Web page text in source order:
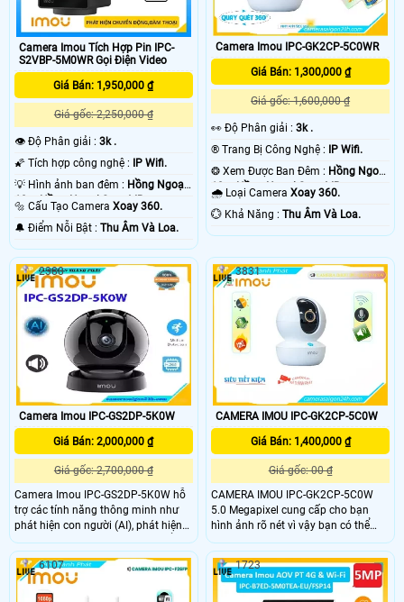
Camera Imou Tích Hợp Pin IPC-
S2VBP-5M0WR Gọi Điện Video
Giá Bán: 1,950,000 ₫
Giá gốc: 2,250,000 ₫
👁 Độ Phân giải : 3k .
🌠 Tích hợp công nghệ : IP Wifi.
💡 Hình ảnh ban đêm : Hồng Ngoại
10m Hồng Ngoại Smart IR.
🔩 Cấu Tạo Camera Xoay 360.
️🔔 Điểm Nỗi Bật : Thu Âm Và Loa.
Camera Imou IPC-GK2CP-5C0WR
Giá Bán: 1,300,000 ₫
Giá gốc: 1,600,000 ₫
️👀 Độ Phân giải :3k .
®️ Trang Bị Công Nghệ : IP Wifi.
❂ Xem Được Ban Đêm : Hồng Ngoại
10m Hồng Ngoại Smart IR.
🌧️ Loại CameraXoay 360.
️💮 Khả Năng :Thu Âm Và Loa.
Camera Imou IPC-GS2DP-5K0W
Giá Bán: 2,000,000 ₫
Giá gốc: 2,700,000 ₫
Camera Imou IPC-GS2DP-5K0W hỗ
trợ các tính năng thông minh như
phát hiện con người (AI), phát hiện
thú cưng (AI) và phát hiện chuyển
động. Camera Imou IPC-GS2DP-
5K0W là một sản phẩm camera an
ninh đáng chú ý với những tính
2388
CAMERA IMOU IPC-GK2CP-5C0W
Giá Bán: 1,400,000 ₫
Giá gốc: 00 ₫
CAMERA IMOU IPC-GK2CP-5C0W
5.0 Megapixel cung cấp cho bạn
hình ảnh rõ nét vì vậy bạn có thể
chọn tùy chọn phù hợp nhất với
mình. Camera hỗ trợ tính năng phát
hiện chuyển động thông minh, giúp
gửi thông báo tức thời khi có sự
3831
6107 1723